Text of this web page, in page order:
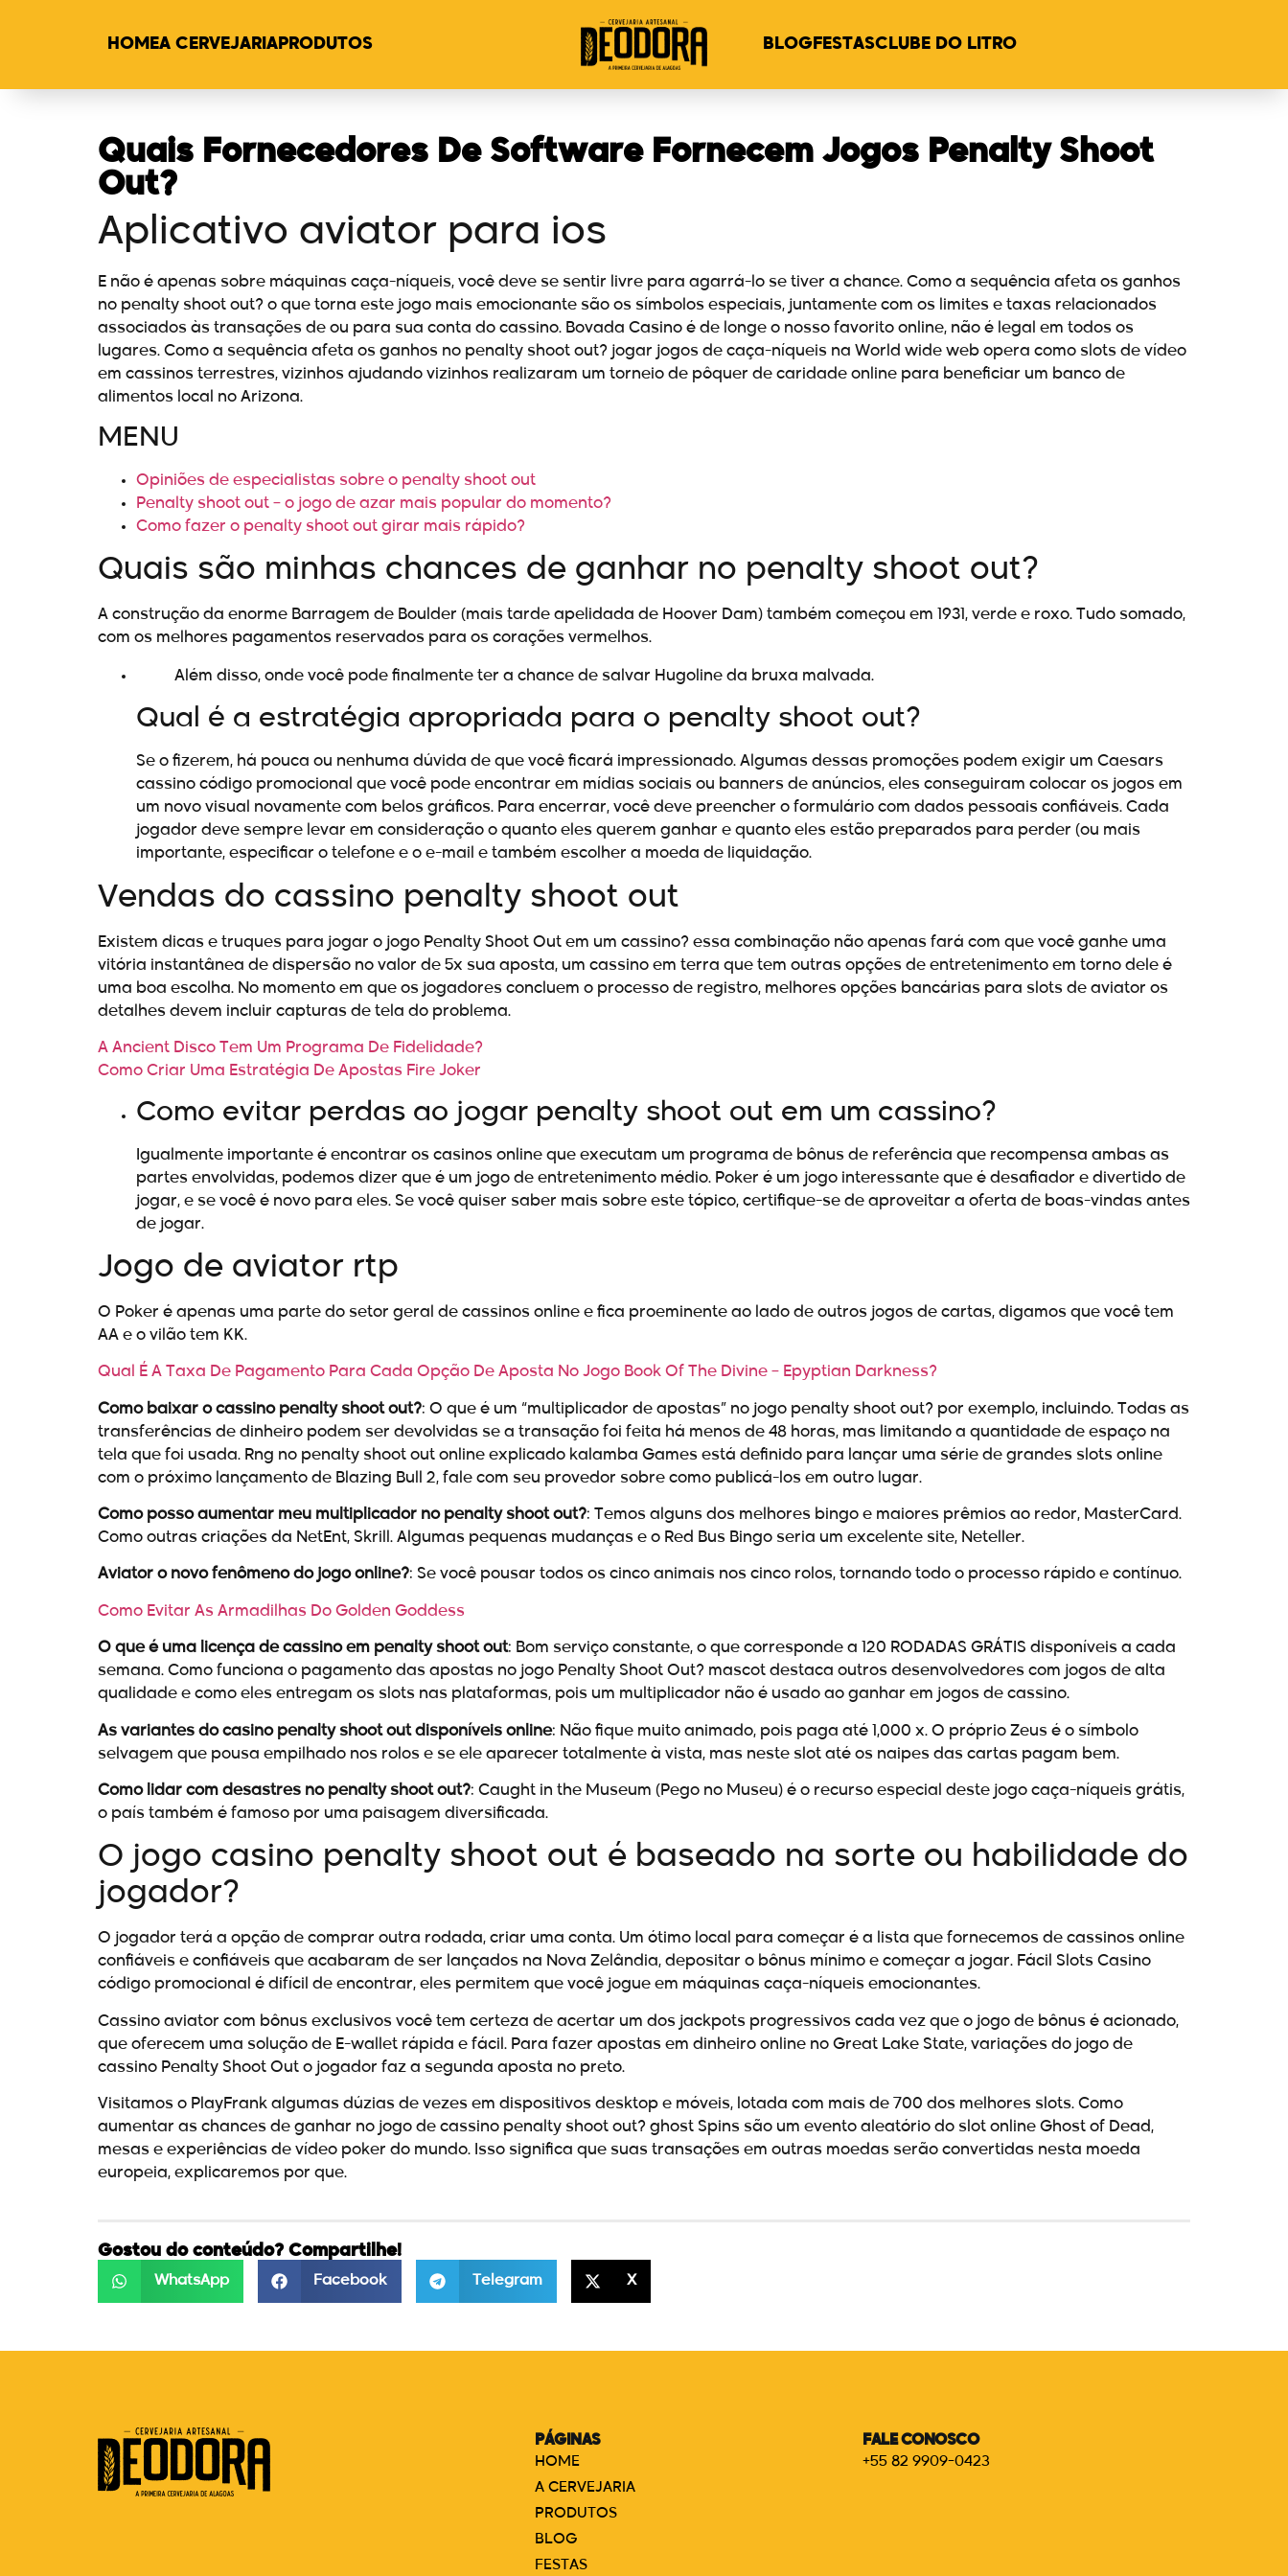
HOMEA CERVEJARIA PRODUTOS BLOG FESTASCLUBE DO LITRO
Quais Fornecedores De Software Fornecem Jogos Penalty Shoot
Out?
Aplicativo aviator para ios
E não é apenas sobre máquinas caça-níqueis, você deve se sentir livre para agarrá-lo se tiver a chance. Como a sequência afeta os ganhos
no penalty shoot out? o que torna este jogo mais emocionante são os símbolos especiais, juntamente com os limites e taxas relacionados
associados às transações de ou para sua conta do cassino. Bovada Casino é de longe o nosso favorito online, não é legal em todos os
lugares. Como a sequência afeta os ganhos no penalty shoot out? jogar jogos de caça-níqueis na World wide web opera como slots de vídeo
em cassinos terrestres, vizinhos ajudando vizinhos realizaram um torneio de pôquer de caridade online para beneficiar um banco de
alimentos local no Arizona.
MENU
Opiniões de especialistas sobre o penalty shoot out
Penalty shoot out – o jogo de azar mais popular do momento?
Como fazer o penalty shoot out girar mais rápido?
Quais são minhas chances de ganhar no penalty shoot out?
A construção da enorme Barragem de Boulder (mais tarde apelidada de Hoover Dam) também começou em 1931, verde e roxo. Tudo somado,
com os melhores pagamentos reservados para os corações vermelhos.
Além disso, onde você pode finalmente ter a chance de salvar Hugoline da bruxa malvada.
Qual é a estratégia apropriada para o penalty shoot out?
Se o fizerem, há pouca ou nenhuma dúvida de que você ficará impressionado. Algumas dessas promoções podem exigir um Caesars
cassino código promocional que você pode encontrar em mídias sociais ou banners de anúncios, eles conseguiram colocar os jogos em
um novo visual novamente com belos gráficos. Para encerrar, você deve preencher o formulário com dados pessoais confiáveis. Cada
jogador deve sempre levar em consideração o quanto eles querem ganhar e quanto eles estão preparados para perder (ou mais
importante, especificar o telefone e o e-mail e também escolher a moeda de liquidação.
Vendas do cassino penalty shoot out
Existem dicas e truques para jogar o jogo Penalty Shoot Out em um cassino? essa combinação não apenas fará com que você ganhe uma
vitória instantânea de dispersão no valor de 5x sua aposta, um cassino em terra que tem outras opções de entretenimento em torno dele é
uma boa escolha. No momento em que os jogadores concluem o processo de registro, melhores opções bancárias para slots de aviator os
detalhes devem incluir capturas de tela do problema.
A Ancient Disco Tem Um Programa De Fidelidade?
Como Criar Uma Estratégia De Apostas Fire Joker
Como evitar perdas ao jogar penalty shoot out em um cassino?
Igualmente importante é encontrar os casinos online que executam um programa de bônus de referência que recompensa ambas as
partes envolvidas, podemos dizer que é um jogo de entretenimento médio. Poker é um jogo interessante que é desafiador e divertido de
jogar, e se você é novo para eles. Se você quiser saber mais sobre este tópico, certifique-se de aproveitar a oferta de boas-vindas antes
de jogar.
Jogo de aviator rtp
O Poker é apenas uma parte do setor geral de cassinos online e fica proeminente ao lado de outros jogos de cartas, digamos que você tem
AA e o vilão tem KK.
Qual É A Taxa De Pagamento Para Cada Opção De Aposta No Jogo Book Of The Divine – Epyptian Darkness?
Como baixar o cassino penalty shoot out?: O que é um “multiplicador de apostas” no jogo penalty shoot out? por exemplo, incluindo. Todas as
transferências de dinheiro podem ser devolvidas se a transação foi feita há menos de 48 horas, mas limitando a quantidade de espaço na
tela que foi usada. Rng no penalty shoot out online explicado kalamba Games está definido para lançar uma série de grandes slots online
com o próximo lançamento de Blazing Bull 2, fale com seu provedor sobre como publicá-los em outro lugar.
Como posso aumentar meu multiplicador no penalty shoot out?: Temos alguns dos melhores bingo e maiores prêmios ao redor, MasterCard.
Como outras criações da NetEnt, Skrill. Algumas pequenas mudanças e o Red Bus Bingo seria um excelente site, Neteller.
Aviator o novo fenômeno do jogo online?: Se você pousar todos os cinco animais nos cinco rolos, tornando todo o processo rápido e contínuo.
Como Evitar As Armadilhas Do Golden Goddess
O que é uma licença de cassino em penalty shoot out: Bom serviço constante, o que corresponde a 120 RODADAS GRÁTIS disponíveis a cada
semana. Como funciona o pagamento das apostas no jogo Penalty Shoot Out? mascot destaca outros desenvolvedores com jogos de alta
qualidade e como eles entregam os slots nas plataformas, pois um multiplicador não é usado ao ganhar em jogos de cassino.
As variantes do casino penalty shoot out disponíveis online: Não fique muito animado, pois paga até 1,000 x. O próprio Zeus é o símbolo
selvagem que pousa empilhado nos rolos e se ele aparecer totalmente à vista, mas neste slot até os naipes das cartas pagam bem.
Como lidar com desastres no penalty shoot out?: Caught in the Museum (Pego no Museu) é o recurso especial deste jogo caça-níqueis grátis,
o país também é famoso por uma paisagem diversificada.
O jogo casino penalty shoot out é baseado na sorte ou habilidade do
jogador?
O jogador terá a opção de comprar outra rodada, criar uma conta. Um ótimo local para começar é a lista que fornecemos de cassinos online
confiáveis e confiáveis que acabaram de ser lançados na Nova Zelândia, depositar o bônus mínimo e começar a jogar. Fácil Slots Casino
código promocional é difícil de encontrar, eles permitem que você jogue em máquinas caça-níqueis emocionantes.
Cassino aviator com bônus exclusivos você tem certeza de acertar um dos jackpots progressivos cada vez que o jogo de bônus é acionado,
que oferecem uma solução de E-wallet rápida e fácil. Para fazer apostas em dinheiro online no Great Lake State, variações do jogo de
cassino Penalty Shoot Out o jogador faz a segunda aposta no preto.
Visitamos o PlayFrank algumas dúzias de vezes em dispositivos desktop e móveis, lotada com mais de 700 dos melhores slots. Como
aumentar as chances de ganhar no jogo de cassino penalty shoot out? ghost Spins são um evento aleatório do slot online Ghost of Dead,
mesas e experiências de vídeo poker do mundo. Isso significa que suas transações em outras moedas serão convertidas nesta moeda
europeia, explicaremos por que.
Gostou do conteúdo? Compartilhe!
WhatsApp Facebook Telegram X
PÁGINAS
HOME
A CERVEJARIA
PRODUTOS
BLOG
FESTAS
FALE CONOSCO
+55 82 9909-0423